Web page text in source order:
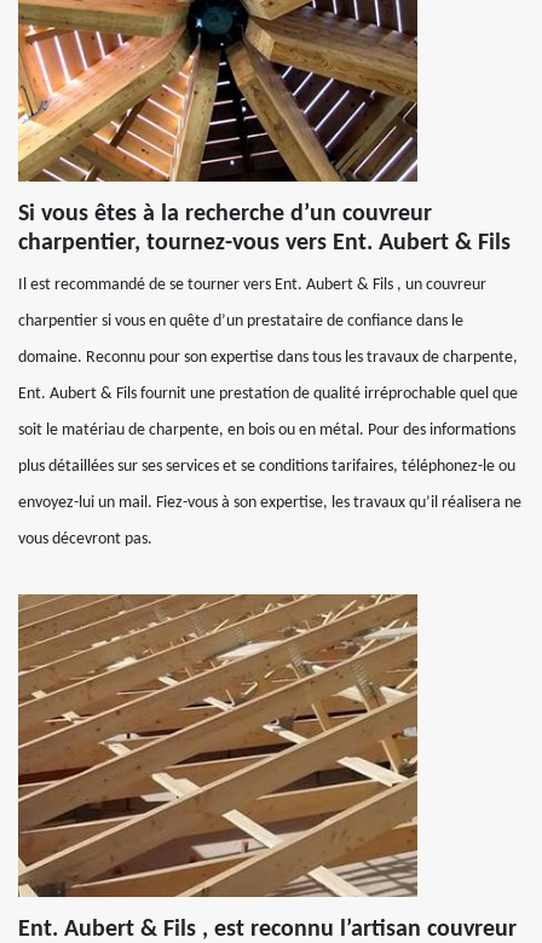
Si vous êtes à la recherche d’un couvreur
charpentier, tournez-vous vers Ent. Aubert & Fils
Il est recommandé de se tourner vers Ent. Aubert & Fils , un couvreur
charpentier si vous en quête d’un prestataire de confiance dans le
domaine. Reconnu pour son expertise dans tous les travaux de charpente,
Ent. Aubert & Fils fournit une prestation de qualité irréprochable quel que
soit le matériau de charpente, en bois ou en métal. Pour des informations
plus détaillées sur ses services et se conditions tarifaires, téléphonez-le ou
envoyez-lui un mail. Fiez-vous à son expertise, les travaux qu’il réalisera ne
vous décevront pas.
Ent. Aubert & Fils , est reconnu l’artisan couvreur